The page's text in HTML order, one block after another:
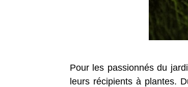
Pour les passionnés du
leurs récipients à plantes.